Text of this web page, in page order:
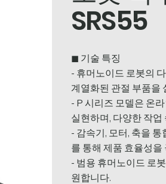
SRS55
◼ 기술 특징
- 휴머노이드 로봇의
계열화된 관절 부품을
- P 시리즈 모델은 온
실현하며, 다양한 작
- 감속기, 모터, 축을
를 통해 제품 효율성
- 범용 휴머노이드 로
원합니다.